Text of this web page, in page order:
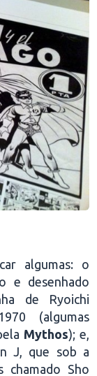
algumas: o
e desenhado
de Ryoichi
(algumas
Mythos); e,
J, que sob a
chamado Sho